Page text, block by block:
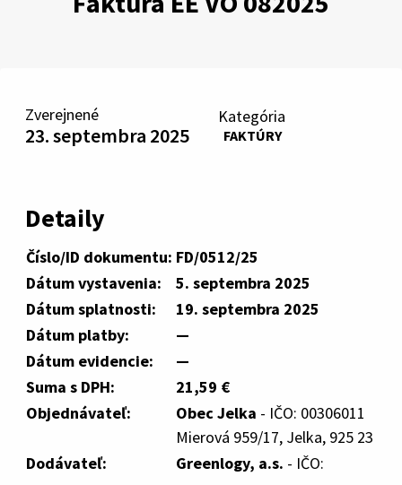
Zverejnené
23. septembra 2025
Kategória
FAKTÚRY
Detaily
Číslo/ID dokumentu: FD/0512/25
Dátum vystavenia:
5. septembra 2025
Dátum splatnosti:
19. septembra 2025
Dátum platby:
—
Dátum evidencie:
—
Suma s DPH:
21,59 €
Objednávateľ:
Obec Jelka - IČO: 00306011
Mierová 959/17, Jelka, 925 23
Dodávateľ:
Greenlogy, a.s. - IČO: